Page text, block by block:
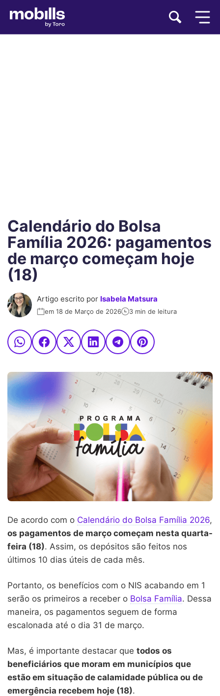
Calendário do Bolsa
Família 2026: pagamentos
de março começam hoje
(18)
Artigo escrito por Isabela Matsura
em 18 de Março de 2026 3 min de leitura
De acordo com o Calendário do Bolsa Família 2026,
os pagamentos de março começam nesta quarta-
feira (18). Assim, os depósitos são feitos nos
últimos 10 dias úteis de cada mês.
Portanto, os benefícios com o NIS acabando em 1
serão os primeiros a receber o Bolsa Família. Dessa
maneira, os pagamentos seguem de forma
escalonada até o dia 31 de março.
Mas, é importante destacar que todos os
beneficiários que moram em municípios que
estão em situação de calamidade pública ou de
emergência recebem hoje (18).